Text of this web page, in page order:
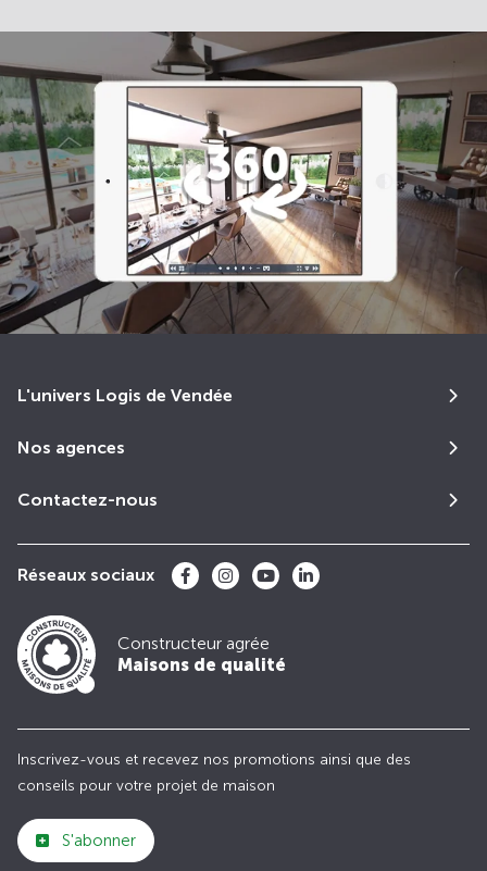
L'univers Logis de Vendée
Nos agences
Contactez-nous
Réseaux sociaux
Constructeur agrée
Maisons de qualité
Inscrivez-vous et recevez nos promotions ainsi que des
conseils pour votre projet de maison
S'abonner